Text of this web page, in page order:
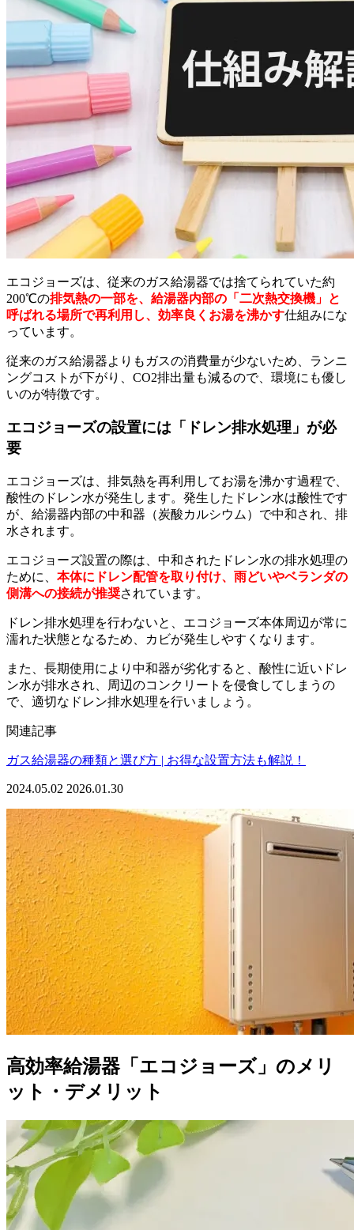
エコジョーズは、従来のガス給湯器では捨てられていた約
200℃の排気熱の一部を、給湯器内部の「二次熱交換機」と
呼ばれる場所で再利用し、効率良くお湯を沸かす仕組みにな
っています。
従来のガス給湯器よりもガスの消費量が少ないため、ランニ
ングコストが下がり、CO2排出量も減るので、環境にも優し
いのが特徴です。
エコジョーズの設置には「ドレン排水処理」が必
要
エコジョーズは、排気熱を再利用してお湯を沸かす過程で、
酸性のドレン水が発生します。発生したドレン水は酸性です
が、給湯器内部の中和器（炭酸カルシウム）で中和され、排
水されます。
エコジョーズ設置の際は、中和されたドレン水の排水処理の
ために、 本体にドレン配管を取り付け、雨どいやベランダの
側溝への接続が推奨されています。
ドレン排水処理を行わないと、エコジョーズ本体周辺が常に
濡れた状態となるため、カビが発生しやすくなります。
また、長期使用により中和器が劣化すると、酸性に近いドレ
ン水が排水され、周辺のコンクリートを侵食してしまうの
で、適切なドレン排水処理を行いましょう。
関連記事
ガス給湯器の種類と選び方 | お得な設置方法も解説！
2024.05.02 2026.01.30
高効率給湯器「エコジョーズ」のメリ
ット・デメリット